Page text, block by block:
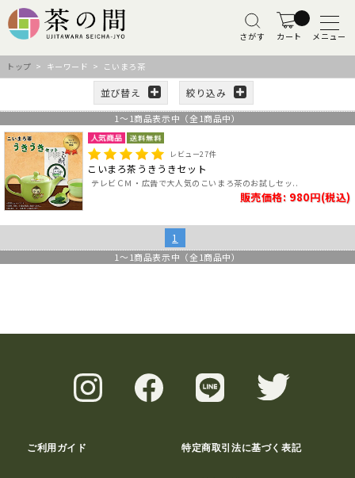
さがす カート メニュー
トップ > キーワード > こいまろ茶
並び替え 絞り込み
1 ～ 1商品表示中（全 1商品中）
レビュー27件
こいまろ茶うきうきセット
テレビＣＭ・広告で大人気のこいまろ茶のお試しセッ..
販売価格: 980円(税込)
1
1 ～ 1商品表示中（全 1商品中）
ご利用ガイド 特定商取引法に基づく表記